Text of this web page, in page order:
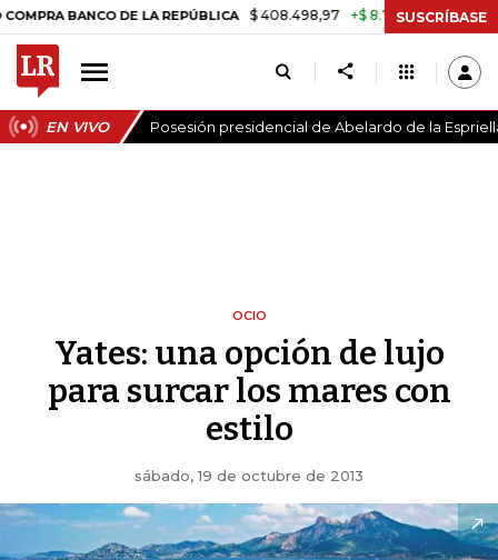
DE LA REPÚBLICA $ 408.498,97 +$ 8.753,81 +2,19% TASA
SUSCRÍBASE
EN VIVO Posesión presidencial de Abelardo de la
OCIO
Yates: una opción de lujo
para surcar los mares con
estilo
sábado, 19 de octubre de 2013